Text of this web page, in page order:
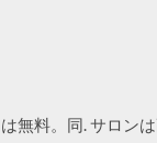
無料。同. サロン